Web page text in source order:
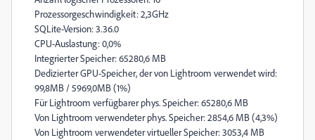
Prozessorgeschwindigkeit: 2,3GHz
SQLite-Version: 3.36.0
CPU-Auslastung: 0,0%
Integrierter Speicher: 65280,6 MB
Dedizierter GPU-Speicher, der von Lightroom verwendet wird:
99,8MB / 5969,0MB (1%)
Für Lightroom verfügbarer phys. Speicher: 65280,6 MB
Von Lightroom verwendeter phys. Speicher: 2854,6 MB (4,3%)
Von Lightroom verwendeter virtueller Speicher: 3053,4 MB